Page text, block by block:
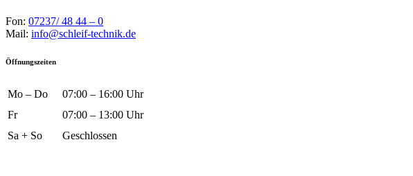
Fon: 07237/ 48 44 – 0
Mail: info@schleif-technik.de
Öffnungszeiten
Mo – Do
07:00 – 16:00 Uhr
Fr
07:00 – 13:00 Uhr
Sa + So
Geschlossen